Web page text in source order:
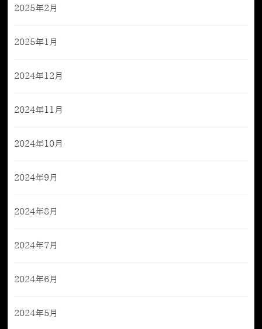
2025年2月
2025年1月
2024年12月
2024年11月
2024年10月
2024年9月
2024年8月
2024年7月
2024年6月
2024年5月